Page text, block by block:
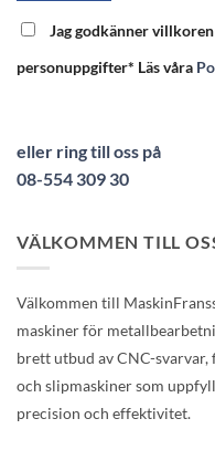
Jag godkänner
personuppgifter* Läs våra
eller ring till oss på
08-554 309 30
VÄLKOMMEN TILL
Välkommen till
maskiner för
brett utbud av CNC-
och slipmaskiner som
precision och effektivitet.